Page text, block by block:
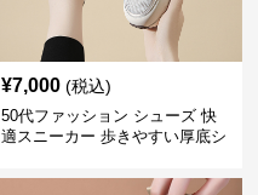
¥7,000 (税込)
50代ファッション シューズ 快
適スニーカー 歩きやすい厚底シ